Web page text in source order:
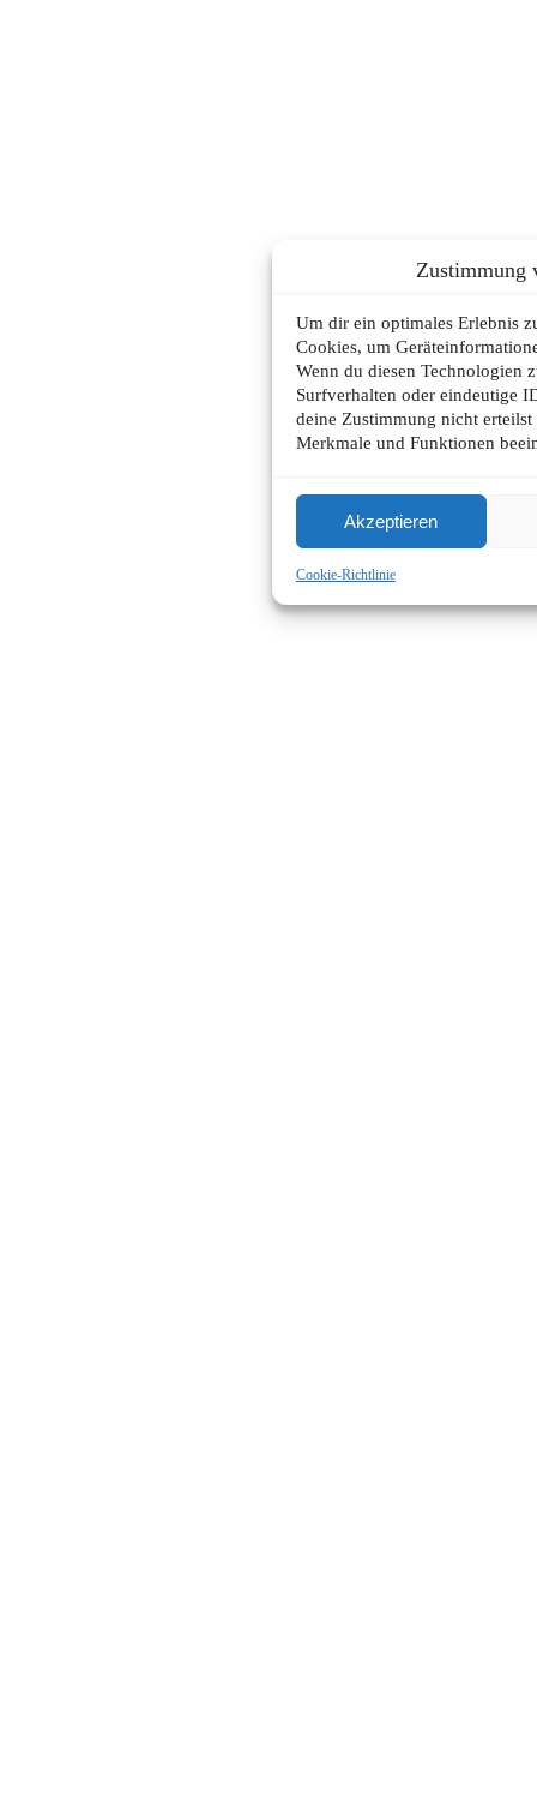
Zustimmung
Um dir ein optimales Erlebnis
Cookies, um
Wenn du diesen Technologien
Surfverhalten oder eindeutige
deine Zustimmung nicht
Merkmale und Funktionen
Akzeptieren
Cookie-Richtlinie